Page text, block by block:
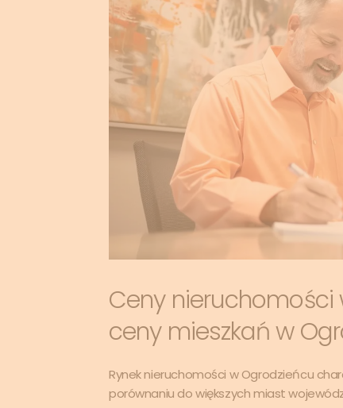
Ceny nieruchomości
ceny mieszkań w
Rynek nieruchomości w Ogrodzieńcu
porównaniu do większych miast